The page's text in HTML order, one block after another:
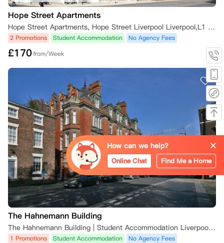
息；但是，公寓方没有义务确保找到替代租户。
任何替代租户都必须经房东批准，并且房间可以按当前市场价格重新出
租。
一旦合适的替代租户签署了新的租赁协议并确认预订：
- 您将解除租赁义务；
- 如果预付租金退还至非英国银行账户，可能需要支付20英镑的国际银
行手续费。
预付租金不可转让给其他租户或转至其他学年。您仍需承担租赁责任，直
至：
- 替代租户的冷静期结束，或
- 替代租户已入住。
如果替代租户在冷静期内取消租赁，您的责任将持续到找到另一位合适的
租户为止。
4. 入住后取消预订
如果您已领取钥匙或入住，通常情况下无法取消租约。您仍需支付租金，
直至：
- 租约到期日；
- 法律规定的法定通知期届满；
- 找到新的租客并将房间重新出租。
Hope Street Apartments
Hope Street Apartments, Hope Street Liverpool Liverpool,L1 9BR
2 Promotions Student Accommodation No Agency Fees
£170from/Week
The Hahnemann Building
The Hahnemann Building | Student Accommodation Liverpool, 42 Hope St, Liverpool L1 9AJ, UK
1 Promotions Student Accommodation
No Agency Fees
How can we help?
Online Chat Find Me a Home